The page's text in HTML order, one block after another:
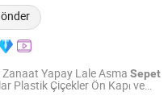
Zanaat Yapay Lale Asma Sepet
Plastik Çiçekler Ön Kapı ve
Co., Ltd